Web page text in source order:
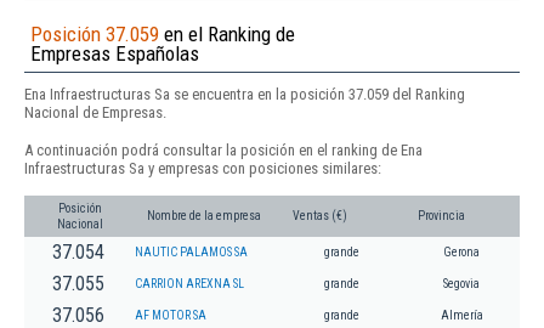
Posición 37.059 en el Ranking de
Empresas Españolas
Ena Infraestructuras Sa se encuentra en la posición 37.059 del Ranking
Nacional de Empresas.
A continuación podrá consultar la posición en el ranking de Ena
Infraestructuras Sa y empresas con posiciones similares:
Posición
Nacional
Nombre de la empresa Ventas (€) Provincia
37.054 NAUTIC PALAMOS SA grande Gerona
37.055 CARRION AREXNA SL grande Segovia
37.056 AF MOTOR SA grande Almería